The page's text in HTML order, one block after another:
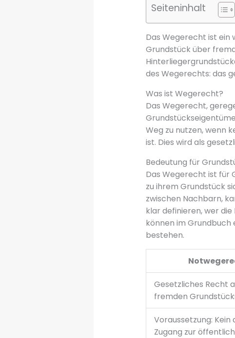
Seiteninhalt
Das Wegerecht ist ein
Grundstück über
des Wegerechts: das
Was ist Wegerecht?
Das Wegerecht,
Weg zu nutzen, wenn
ist. Dies wird als
Bedeutung für
Das Wegerecht ist für
zu ihrem Grundstück
zwischen Nachbarn,
klar definieren, wer
können im
bestehen.
Gesetzliches Recht
fremden
Voraussetzung:
Zugang zur